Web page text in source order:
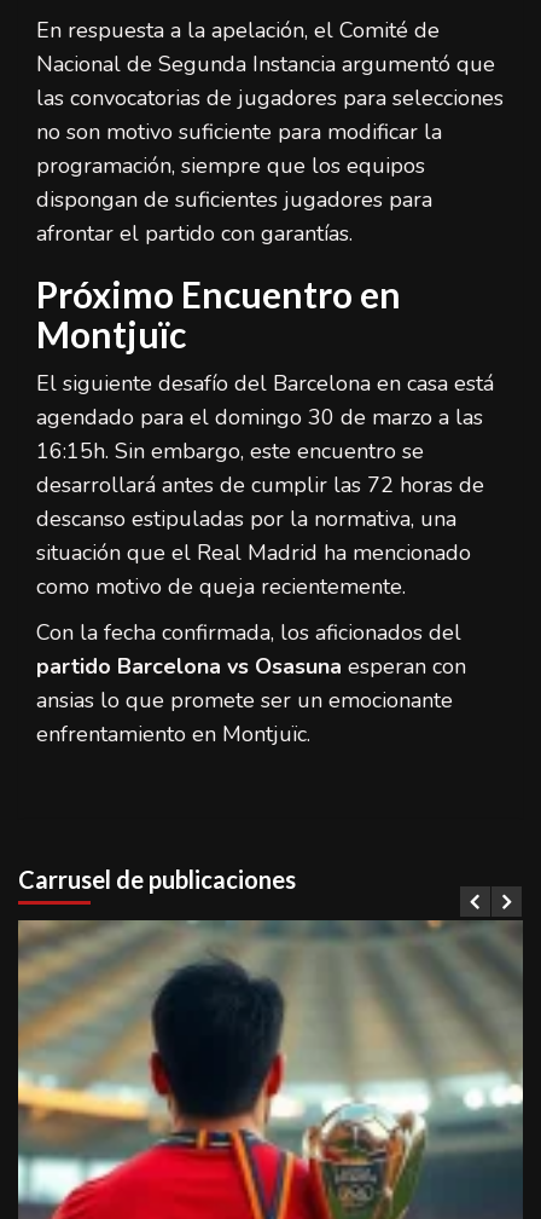
En respuesta a la apelación, el Comité de
Nacional de Segunda Instancia argumentó que
las convocatorias de jugadores para selecciones
no son motivo suficiente para modificar la
programación, siempre que los equipos
dispongan de suficientes jugadores para
afrontar el partido con garantías.
Próximo Encuentro en
Montjuïc
El siguiente desafío del Barcelona en casa está
agendado para el domingo 30 de marzo a las
16:15h. Sin embargo, este encuentro se
desarrollará antes de cumplir las 72 horas de
descanso estipuladas por la normativa, una
situación que el Real Madrid ha mencionado
como motivo de queja recientemente.
Con la fecha confirmada, los aficionados del
partido Barcelona vs Osasuna esperan con
ansias lo que promete ser un emocionante
enfrentamiento en Montjuïc.
Carrusel de publicaciones